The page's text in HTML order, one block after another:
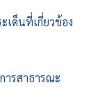
เด็นที่เกี่ยวข้อง
ารสาธารณะ